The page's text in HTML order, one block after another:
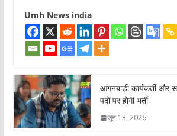
Umh News india
आंगनबाड़ी कार्यकर्ती और
पदों पर होगी भर्ती
जून 13, 2026